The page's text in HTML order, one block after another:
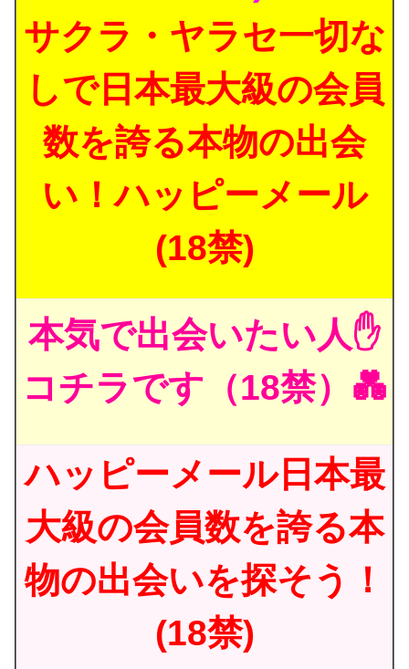
サクラ・ヤラセ一切な
しで日本最大級の会員
数を誇る本物の出会
い！ハッピーメール
(18禁)
本気で出会いたい人✋
コチラです（18禁）💑
ハッピーメール日本最
大級の会員数を誇る本
物の出会いを探そう！
(18禁)